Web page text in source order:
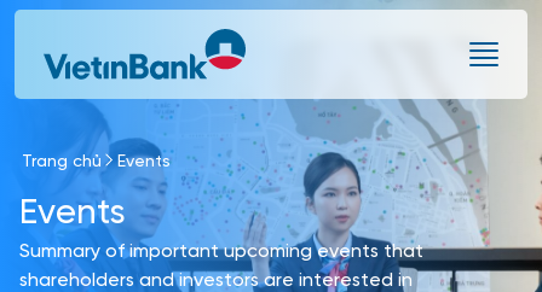
Skip to Main Content
Trang chủ Events
Events
Summary of important upcoming events that
shareholders and investors are interested in